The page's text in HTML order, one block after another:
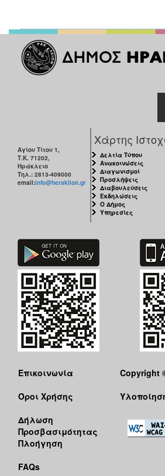
Αγίου Τίτου 1,
Τ.Κ. 71202,
Ηράκλειο
Τηλ.: 2813-409000
email:info@heraklion.gr
Χάρτης
Δελτία Τύπου
Ανακοινώσεις
Διαγωνισμοί
Προσλήψεις
Διαβουλεύσεις
Εκδηλώσεις
Ο Δήμος
Υπηρεσίες
Επικοινωνία
Όροι Χρήσης
Δήλωση
Προσβασιμότητας
Πλοήγηση
FAQs
Copyright